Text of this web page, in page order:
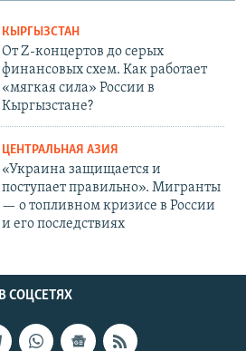
КЫРГЫЗСТАН
От Z-концертов до серых
финансовых схем. Как работает
«мягкая сила» России в
Кыргызстане?
ЦЕНТРАЛЬНАЯ АЗИЯ
«Украина защищается и
поступает правильно». Мигранты
— о топливном кризисе в России
и его последствиях
СОЦСЕТЯХ